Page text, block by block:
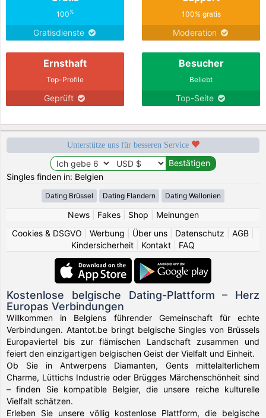
100%
Gratisdienste
100% gratis
Moderation
Ernsthaft
Top-Profile
Geprüft
Besucher
Beliebt
Top-Seite
Unterstütze uns für besseren Service
Singles finden in: Belgien
Dating Brüssel Dating Flandern Dating Wallonien
News| Fakes| Shop
Meinungen
Cookies & DSGVO
Werbung Über uns Datenschutz AGB
Kindersicherheit
Kontakt FAQ
Kostenlose belgische Dating-Plattform – Herz
Europas Verbindungen
Willkommen in Belgiens führender Gemeinschaft für echte
Verbindungen. Atantot.be bringt belgische Singles von Brüssels
Europaviertel bis zur flämischen Landschaft zusammen und
feiert den einzigartigen belgischen Geist der Vielfalt und Einheit.
Ob Sie in Antwerpens Diamanten, Gents mittelalterlichem
Charme, Lüttichs Industrie oder Brügges Märchenschönheit sind
– finden Sie kompatible Belgier, die unsere reiche kulturelle
Vielfalt schätzen.
Erleben Sie unsere völlig kostenlose Plattform, die belgische